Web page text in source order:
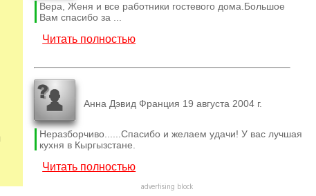
Вера, Женя и все работники гостевого дома.Большое
Вам спасибо за ...
Читать полностью
Анна Дэвид Франция 19 августа 2004 г.
Неразборчиво......Спасибо и желаем удачи! У вас лучшая
кухня в Кыргызстане.
Читать полностью
advertising block